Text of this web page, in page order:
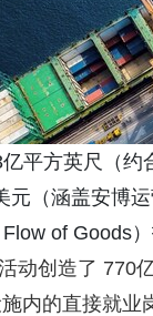
平方英尺（
（涵盖安博
of Goods
动创造了 770
内的直接就